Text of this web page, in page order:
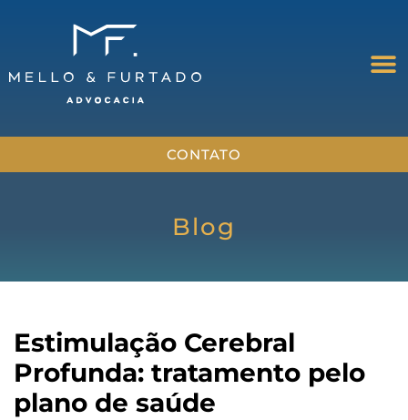
CONTATO
Blog
Estimulação Cerebral
Profunda: tratamento pelo
plano de saúde